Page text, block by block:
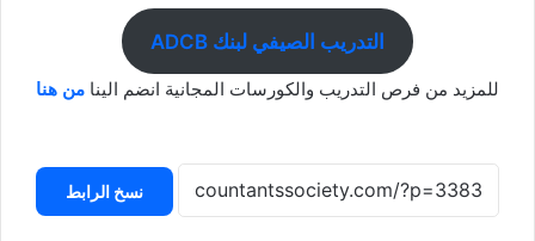
التدريب الصيفي لبنك ADCB
للمزيد من فرص التدريب والكورسات المجانية انضم الينا من هنا
نسخ الرابط